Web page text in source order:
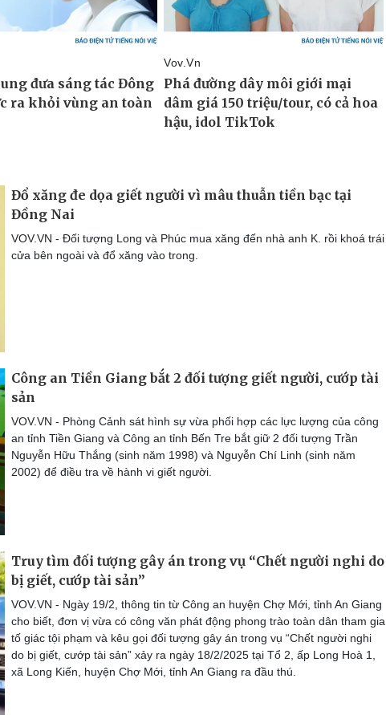
Đổ xăng đe dọa giết người vì mâu thuẫn tiền bạc tại
Đồng Nai
VOV.VN - Đối tượng Long và Phúc mua xăng đến nhà anh K. rồi khoá trái
cửa bên ngoài và đổ xăng vào trong.
Công an Tiền Giang bắt 2 đối tượng giết người, cướp tài
sản
VOV.VN - Phòng Cảnh sát hình sự vừa phối hợp các lực lượng của công
an tỉnh Tiền Giang và Công an tỉnh Bến Tre bắt giữ 2 đối tượng Trần
Nguyễn Hữu Thắng (sinh năm 1998) và Nguyễn Chí Linh (sinh năm
2002) để điều tra về hành vi giết người.
Truy tìm đối tượng gây án trong vụ “Chết người nghi do
bị giết, cướp tài sản”
VOV.VN - Ngày 19/2, thông tin từ Công an huyện Chợ Mới, tỉnh An Giang
cho biết, đơn vị vừa có công văn phát động phong trào toàn dân tham gia
tố giác tội phạm và kêu gọi đối tượng gây án trong vụ “Chết người nghi
do bị giết, cướp tài sản” xảy ra ngày 18/2/2025 tại Tổ 2, ấp Long Hoà 1,
xã Long Kiến, huyện Chợ Mới, tỉnh An Giang ra đầu thú.